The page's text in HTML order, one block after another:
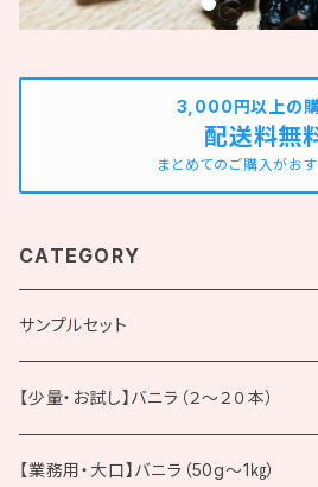
3,000円以上の
配送料無
まとめてのご購入がお
CATEGORY
サンプルセット
【少量・お試し】バニラ（２～２０本）
ブルボン種
【業務用・大口】バニラ（50g～1㎏）